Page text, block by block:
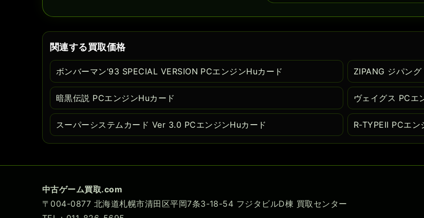
関連する買取価格
ボンバーマン’93 SPECIAL VERSION PCエンジンHuカード ZIPANG ジパン
暗黒伝説 PCエンジンHuカード ヴェイグス PCエ
スーパーシステムカード Ver 3.0 PCエンジンHuカード R-TYPEII PCエン
中古ゲーム買取.com
〒004-0877 北海道札幌市清田区平岡7条3-18-54 フジタビルD棟 買取センター